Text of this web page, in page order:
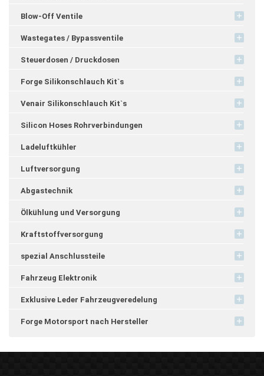
Blow-Off Ventile
Wastegates / Bypassventile
Steuerdosen / Druckdosen
Forge Silikonschlauch Kit`s
Venair Silikonschlauch Kit`s
Silicon Hoses Rohrverbindungen
Ladeluftkühler
Luftversorgung
Abgastechnik
Ölkühlung und Versorgung
Kraftstoffversorgung
spezial Anschlussteile
Fahrzeug Elektronik
Exklusive Leder Fahrzeugveredelung
Forge Motorsport nach Hersteller